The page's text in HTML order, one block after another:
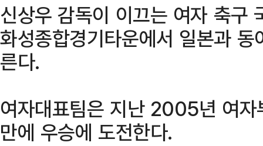
신상우 감독이 이끄는 여자 축구
화성종합경기타운에서 일본과
른다.
여자대표팀은 지난 2005년 여
만에 우승에 도전한다.